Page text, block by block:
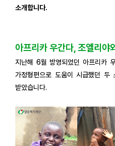
소개합니다.
아프리카 우간다, 조엘리야
지난해 6월 방영되었던 아프리카
가정형편으로 도움이 시급했던 두
받았습니다.